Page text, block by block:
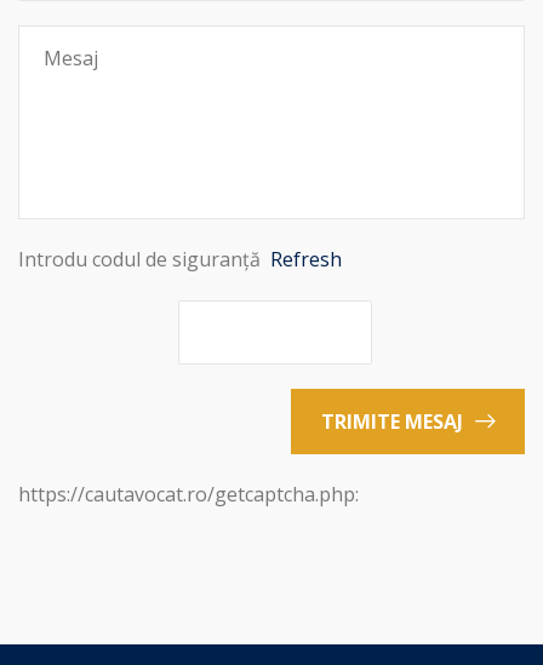
Introdu codul de siguranță Refresh
TRIMITE MESAJ
https://cautavocat.ro/getcaptcha.php: